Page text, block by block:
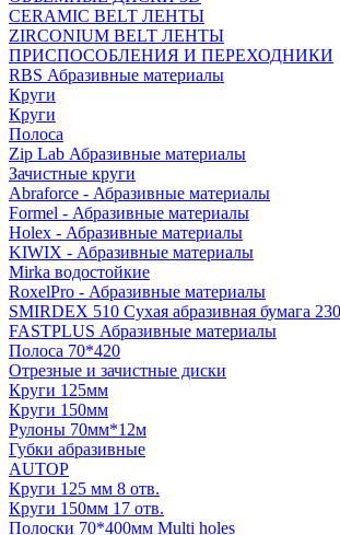
CERAMIC BELT ЛЕНТЫ
ZIRCONIUM BELT ЛЕНТЫ
ПРИСПОСОБЛЕНИЯ И ПЕРЕХОДНИКИ
RBS Абразивные материалы
Круги
Круги
Полоса
Zip Lab Абразивные материалы
Зачистные круги
Abraforce - Абразивные материалы
Formel - Абразивные материалы
Holex - Абразивные материалы
KIWIX - Абразивные материалы
Mirka водостойкие
RoxelPro - Абразивные материалы
SMIRDEX 510 Сухая абразивная бумага
FASTPLUS Абразивные материалы
Полоса 70*420
Отрезные и зачистные диски
Круги 125мм
Круги 150мм
Рулоны 70мм*12м
Губки абразивные
AUTOP
Круги 125 мм 8 отв.
Круги 150мм 17 отв.
Полоски 70*400мм Multi holes